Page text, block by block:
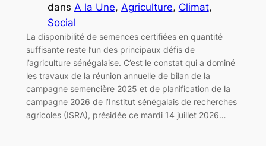
dans A la Une, Agriculture, Climat
Social
La disponibilité de semences certifiées en quantité
suffisante reste l’un des principaux défis de
l’agriculture sénégalaise. C’est le constat qui a dominé
les travaux de la réunion annuelle de bilan de la
campagne semencière 2025 et de planification de la
campagne 2026 de l’Institut sénégalais de recherches
agricoles (ISRA), présidée ce mardi 14 juillet 2026…